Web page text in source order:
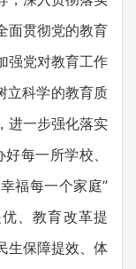
面贯彻党的教育
强党对教育工作
立科学的教育质
进一步强化落实
每一所学校、
福每一个家庭”
、教育改革提
生保障提效、体